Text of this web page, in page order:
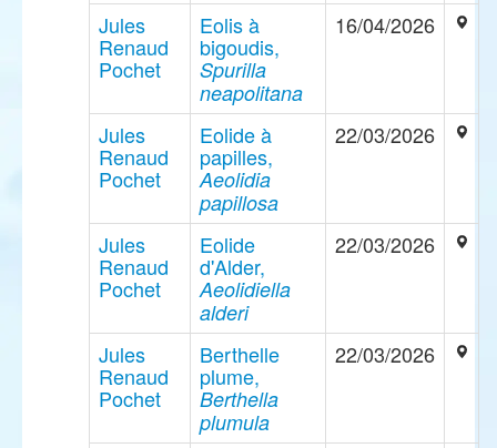
Jules
Renaud
Pochet
Eolis à
bigoudis,
Spurilla
neapolitana
16/04/2026
Jules
Renaud
Pochet
Eolide à
papilles,
Aeolidia
papillosa
22/03/2026
Jules
Renaud
Pochet
Eolide
d'Alder,
Aeolidiella
alderi
22/03/2026
Jules
Renaud
Pochet
Berthelle
plume,
Berthella
plumula
22/03/2026